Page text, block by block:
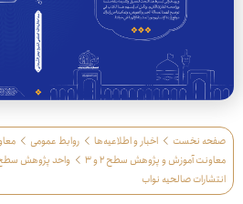
نخست اخبار و اطلاعیه‌ها روابط عمومی
معاونت علمی
آموزش و پژوهش سطح ۲ و ۳
واحد پژوهش سطح ۲ و ۳
صالحیه نواب